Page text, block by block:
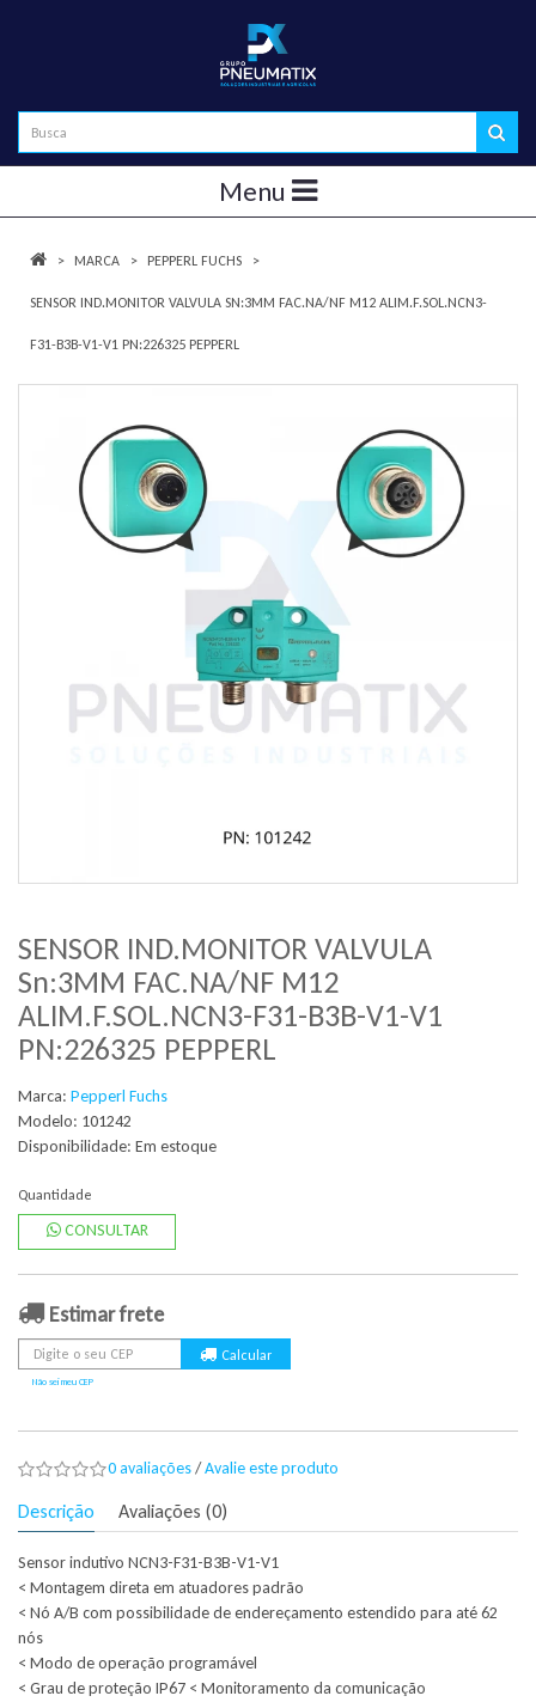
Menu
MARCA PEPPERL FUCHS
SENSOR IND.MONITOR VALVULA SN:3MM FAC.NA/NF M12 ALIM.F.SOL.NCN3-
F31-B3B-V1-V1 PN:226325 PEPPERL
SENSOR IND.MONITOR VALVULA
Sn:3MM FAC.NA/NF M12
ALIM.F.SOL.NCN3-F31-B3B-V1-V1
PN:226325 PEPPERL
Marca: Pepperl Fuchs
Modelo: 101242
Disponibilidade: Em estoque
Quantidade
CONSULTAR
Estimar frete
Não sei meu CEP
0 avaliações/Avalie este produto
Descrição Avaliações (0)
Sensor indutivo NCN3-F31-B3B-V1-V1
< Montagem direta em atuadores padrão
< Nó A/B com possibilidade de endereçamento estendido para até 62
nós
< Modo de operação programável
< Grau de proteção IP67 < Monitoramento da comunicação